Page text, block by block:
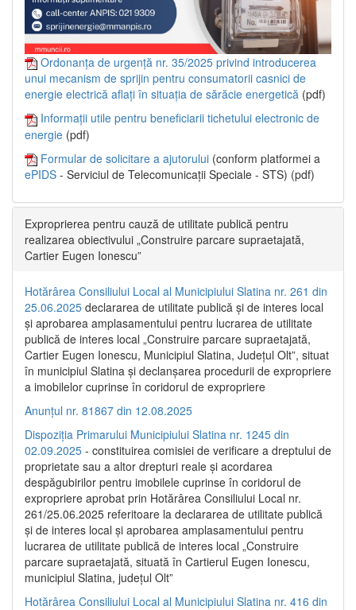
Ordonanța de urgență nr. 35/2025 privind introducerea
unui mecanism de sprijin pentru consumatorii casnici de
energie electrică aflați în situația de sărăcie energetică (pdf)
Informații utile pentru beneficiarii tichetului electronic de
energie (pdf)
Formular de solicitare a ajutorului (conform platformei a
ePIDS - Serviciul de Telecomunicații Speciale - STS) (pdf)
Exproprierea pentru cauză de utilitate publică pentru
realizarea obiectivului „Construire parcare supraetajată,
Cartier Eugen Ionescu”
Hotărârea Consiliului Local al Municipiului Slatina nr. 261 din
25.06.2025 declararea de utilitate publică și de interes local
și aprobarea amplasamentului pentru lucrarea de utilitate
publică de interes local „Construire parcare supraetajată,
Cartier Eugen Ionescu, Municipiul Slatina, Județul Olt”, situat
în municipiul Slatina și declanșarea procedurii de expropriere
a imobilelor cuprinse în coridorul de expropriere
Anunțul nr. 81867 din 12.08.2025
Dispoziția Primarului Municipiului Slatina nr. 1245 din
02.09.2025 - constituirea comisiei de verificare a dreptului de
proprietate sau a altor drepturi reale și acordarea
despăgubirilor pentru imobilele cuprinse în coridorul de
expropriere aprobat prin Hotărârea Consiliului Local nr.
261/25.06.2025 referitoare la declararea de utilitate publică
și de interes local și aprobarea amplasamentului pentru
lucrarea de utilitate publică de interes local „Construire
parcare supraetajată, situată în Cartierul Eugen Ionescu,
municipiul Slatina, județul Olt”
Hotărârea Consiliului Local al Municipiului Slatina nr. 416 din